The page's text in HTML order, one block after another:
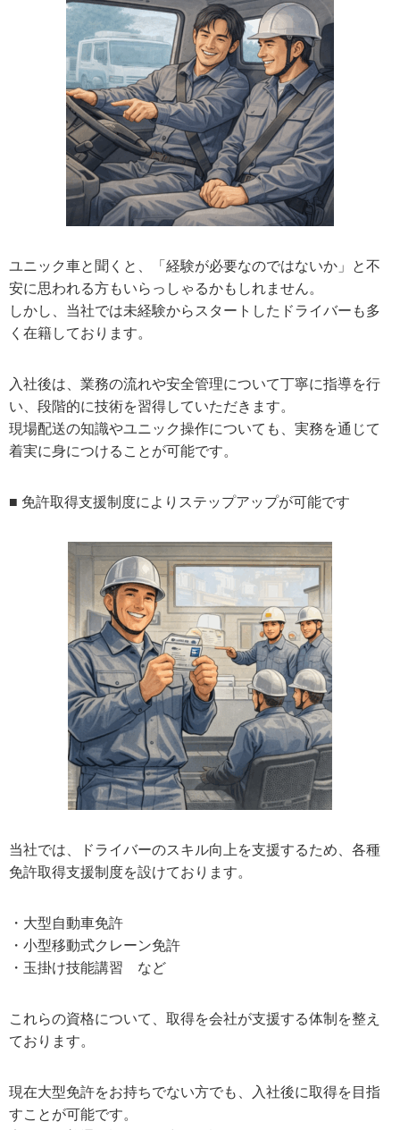
ユニック車と聞くと、「経験が必要なのではないか」と不
安に思われる方もいらっしゃるかもしれません。
しかし、当社では未経験からスタートしたドライバーも多
く在籍しております。
入社後は、業務の流れや安全管理について丁寧に指導を行
い、段階的に技術を習得していただきます。
現場配送の知識やユニック操作についても、実務を通じて
着実に身につけることが可能です。
■ 免許取得支援制度によりステップアップが可能です
当社では、ドライバーのスキル向上を支援するため、各種
免許取得支援制度を設けております。
・大型自動車免許
・小型移動式クレーン免許
・玉掛け技能講習 など
これらの資格について、取得を会社が支援する体制を整え
ております。
現在大型免許をお持ちでない方でも、入社後に取得を目指
すことが可能です。